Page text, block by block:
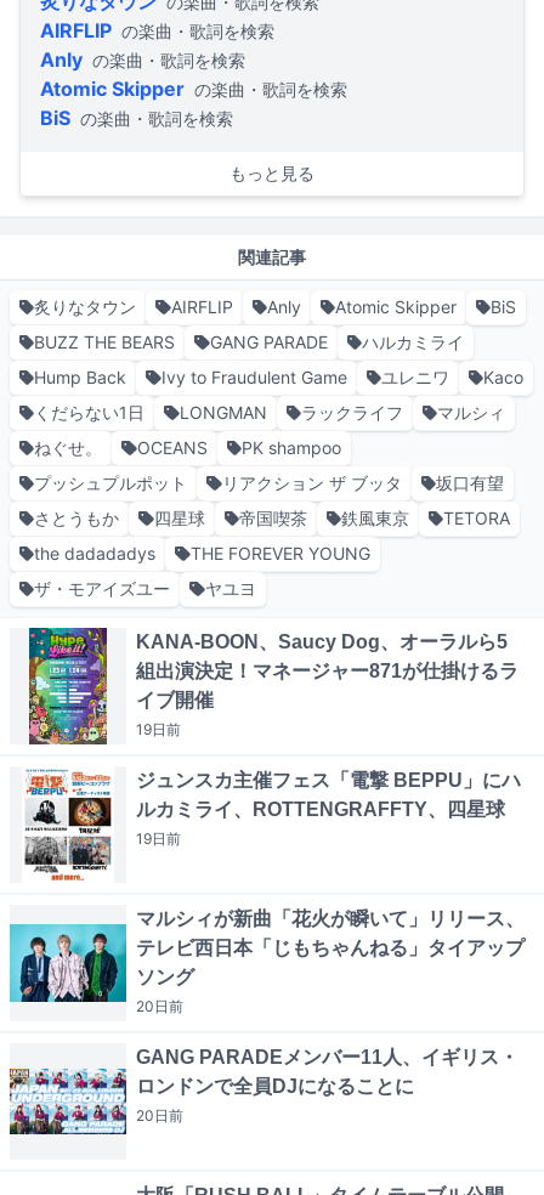
AIRFLIP の楽曲・歌詞を検索
Anly の楽曲・歌詞を検索
Atomic Skipper の楽曲・歌詞を検索
BiS の楽曲・歌詞を検索
もっと見る
関連記事
炙りなタウン AIRFLIP Anly Atomic Skipper
BiS
BUZZ THE BEARS
GANG PARADE
ハルカミライ
Hump Back
Ivy to Fraudulent Game ユレニワ
Kaco
くだらない1日
LONGMAN ラックライフ
マルシィ
ねぐせ。
OCEANS
PK shampoo
プッシュプルポット
リアクション ザ ブッタ
坂口有望
さとうもか
四星球 帝国喫茶 鉄風東京
TETORA
the dadadadys
THE FOREVER YOUNG
ザ・モアイズユー
ヤユヨ
KANA-BOON、Saucy Dog、オーラルら5
組出演決定！マネージャー871が仕掛けるラ
イブ開催
19日前
ジュンスカ主催フェス「電撃 BEPPU」にハ
ルカミライ、ROTTENGRAFFTY、四星球
19日前
マルシィが新曲「花火が瞬いて」リリース、
テレビ西日本「じもちゃんねる」タイアップ
ソング
20日前
GANG PARADEメンバー11人、イギリス・
ロンドンで全員DJになることに
20日前